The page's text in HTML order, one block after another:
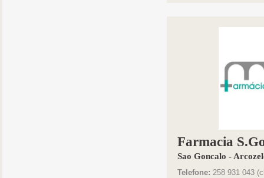
Farmacia
Sao Goncalo -
Telefone: 258 931 043